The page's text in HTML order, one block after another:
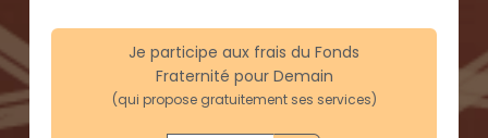
Je participe aux frais du Fonds
Fraternité pour Demain
(qui propose gratuitement ses services)